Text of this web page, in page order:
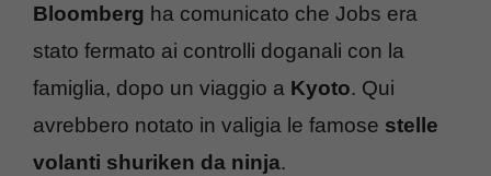
Bloomberg ha comunicato che Jobs era
stato fermato ai controlli doganali con la
famiglia, dopo un viaggio a Kyoto. Qui
avrebbero notato in valigia le famose stelle
volanti shuriken da ninja.